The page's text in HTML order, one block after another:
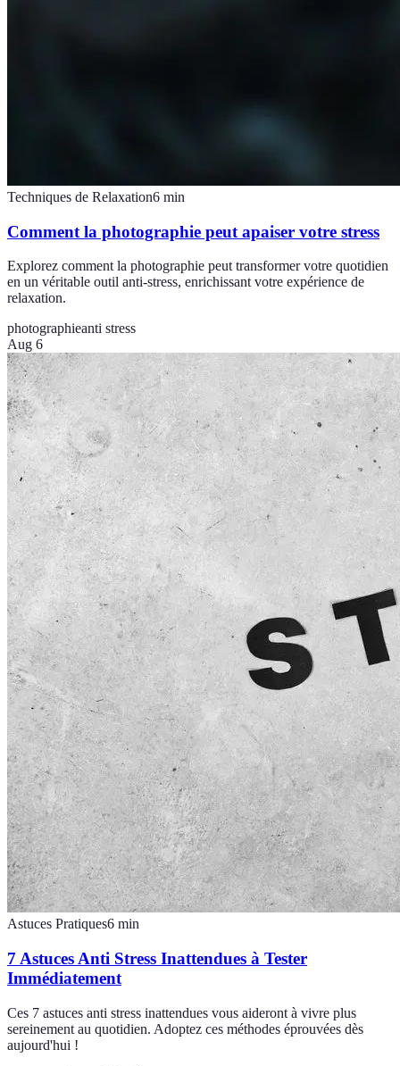
Techniques de Relaxation6 min
Comment la photographie peut apaiser votre stress
Explorez comment la photographie peut transformer votre quotidien
en un véritable outil anti-stress, enrichissant votre expérience de
relaxation.
photographieanti stress
Aug 6
Astuces Pratiques6 min
7 Astuces Anti Stress Inattendues à Tester
Immédiatement
Ces 7 astuces anti stress inattendues vous aideront à vivre plus
sereinement au quotidien. Adoptez ces méthodes éprouvées dès
aujourd'hui !